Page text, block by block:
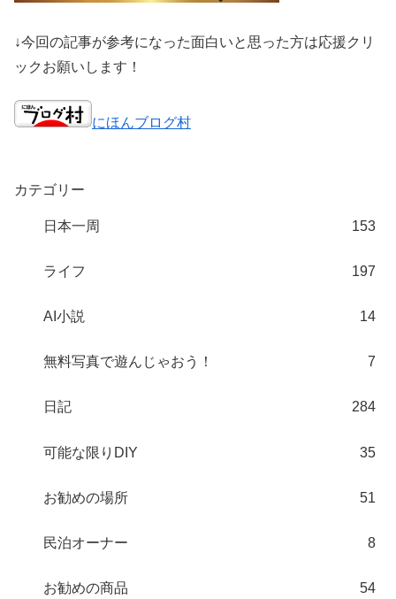
↓今回の記事が参考になった面白いと思った方は応援クリ
ックお願いします！
にほんブログ村
カテゴリー
日本一周 153
ライフ 197
AI小説 14
無料写真で遊んじゃおう！ 7
日記 284
可能な限りDIY 35
お勧めの場所 51
民泊オーナー 8
お勧めの商品 54